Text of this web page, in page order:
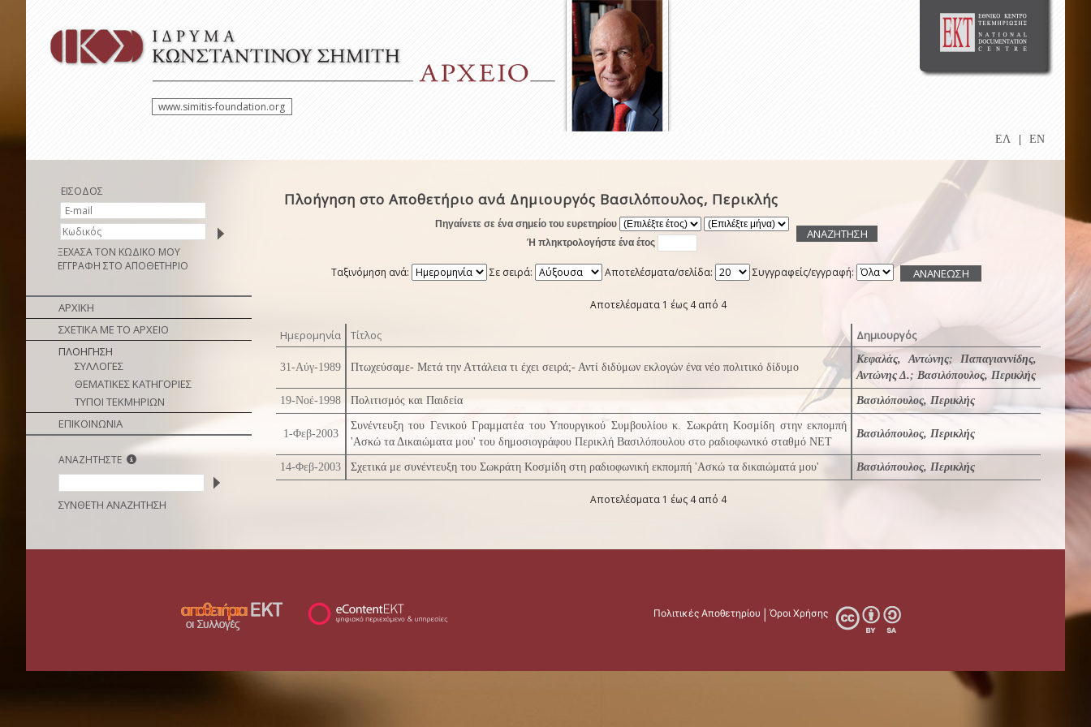
www.simitis-foundation.org
ΕΛ EN
ΕΙΣΟΔΟΣ
ΞΕΧΑΣΑ ΤΟΝ ΚΩΔΙΚΟ ΜΟΥ
ΕΓΓΡΑΦΗ ΣΤΟ ΑΠΟΘΕΤΗΡΙΟ
ΑΡΧΙΚΗ
ΣΧΕΤΙΚΑ ΜΕ ΤΟ ΑΡΧΕΙΟ
ΠΛΟΗΓΗΣΗ
ΣΥΛΛΟΓΕΣ
ΘΕΜΑΤΙΚΕΣ ΚΑΤΗΓΟΡΙΕΣ
ΤΥΠΟΙ ΤΕΚΜΗΡΙΩΝ
ΕΠΙΚΟΙΝΩΝΙΑ
ΑΝΑΖΗΤΗΣΤΕ
ΣΥΝΘΕΤΗ ΑΝΑΖΗΤΗΣΗ
Πλοήγηση στο Αποθετήριο ανά Δημιουργός Βασιλόπουλος, Περικλής
Πηγαίνετε σε ένα σημείο του ευρετηρίου
Ή πληκτρολογήστε ένα έτος
Ταξινόμηση ανά: Σε σειρά: Αποτελέσματα/σελίδα: Συγγραφείς/εγγραφή:
Αποτελέσματα 1 έως 4 από 4
Ημερομηνία Τίτλος Δημιουργός
31-Αύγ-1989 Πτωχεύσαμε- Μετά την Αττάλεια τι έχει σειρά;- Αντί διδύμων εκλογών ένα νέο πολιτικό δίδυμο
Κεφαλάς, Αντώνης; Παπαγιαννίδης,
Αντώνης Δ.; Βασιλόπουλος, Περικλής
19-Νοέ-1998 Πολιτισμός και Παιδεία Βασιλόπουλος, Περικλής
1-Φεβ-2003
Συνέντευξη του Γενικού Γραμματέα του Υπουργικού Συμβουλίου κ. Σωκράτη Κοσμίδη στην εκπομπή
'Ασκώ τα Δικαιώματα μου' του δημοσιογράφου Περικλή Βασιλόπουλου στο ραδιοφωνικό σταθμό NET
Βασιλόπουλος, Περικλής
14-Φεβ-2003 Σχετικά με συνέντευξη του Σωκράτη Κοσμίδη στη ραδιοφωνική εκπομπή 'Ασκώ τα δικαιώματά μου' Βασιλόπουλος, Περικλής
Αποτελέσματα 1 έως 4 από 4